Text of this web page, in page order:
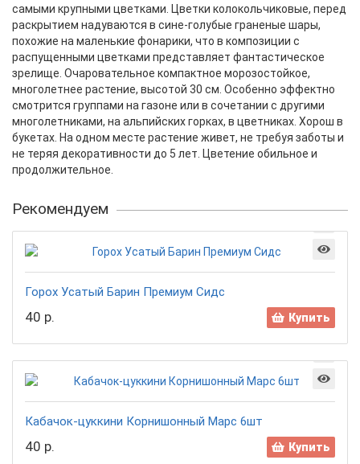
самыми крупными цветками. Цветки колокольчиковые, перед
раскрытием надуваются в сине-голубые граненые шары,
похожие на маленькие фонарики, что в композиции с
распущенными цветками представляет фантастическое
зрелище. Очаровательное компактное морозостойкое,
многолетнее растение, высотой 30 см. Особенно эффектно
смотрится группами на газоне или в сочетании с другими
многолетниками, на альпийских горках, в цветниках. Хорош в
букетах. На одном месте растение живет, не требуя заботы и
не теряя декоративности до 5 лет. Цветение обильное и
продолжительное.
Рекомендуем
Горох Усатый Барин Премиум Сидс
40 р. Купить
Кабачок-цуккини Корнишонный Марс 6шт
40 р. Купить